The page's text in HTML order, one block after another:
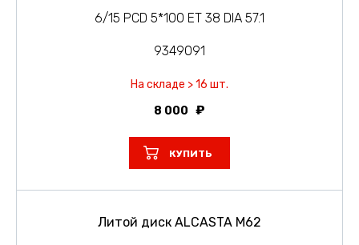
6/15 PCD 5*100 ET 38 DIA 57.1
9349091
На складе > 16 шт.
8 000
КУПИТЬ
Литой диск ALCASTA M62